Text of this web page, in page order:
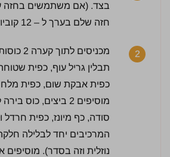
בצד. (אם משתמשים בחזה
חזה שלם בערך ל – 12 קוביות)
2
מכניסים
תבלין גריל עוף, כפית
כפית אבקת שום, כפית מלח
מוסיפים 2 ביצים,
סודה, כף מיונז, כפית חרדל
המרכיבים יחד לבלילה
נוזלית וזה בסדר). מוסיפים
3.5 / 5 | 33 מדרגים